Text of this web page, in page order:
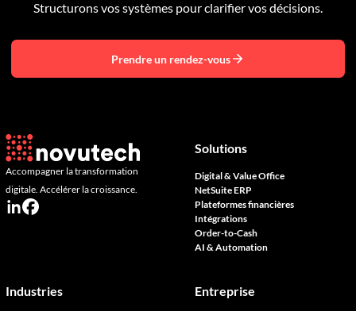
Structurons vos systèmes pour clarifier vos décisions.
Prendre un rendez-vous
Accompagner la transformation
digitale. Accélérer la croissance.
Solutions
Digital & Value Office
NetSuite ERP
Plateformes financières
Intégrations
Order-to-Cash
AI & Automation
Industries Entreprise